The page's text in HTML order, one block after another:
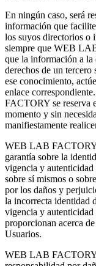
En ningún caso, será
información que
los suyos directorios o
siempre que WEB
que la información a la
derechos de un
ese conocimiento,
enlace
FACTORY se reserva
momento y sin
manifiestamente
WEB LAB FACTORY
garantía sobre la
vigencia y
sobre sí mismos o
por los daños y
la incorrecta identidad
vigencia y
proporcionan acerca
Usuarios.
WEB LAB FACTORY